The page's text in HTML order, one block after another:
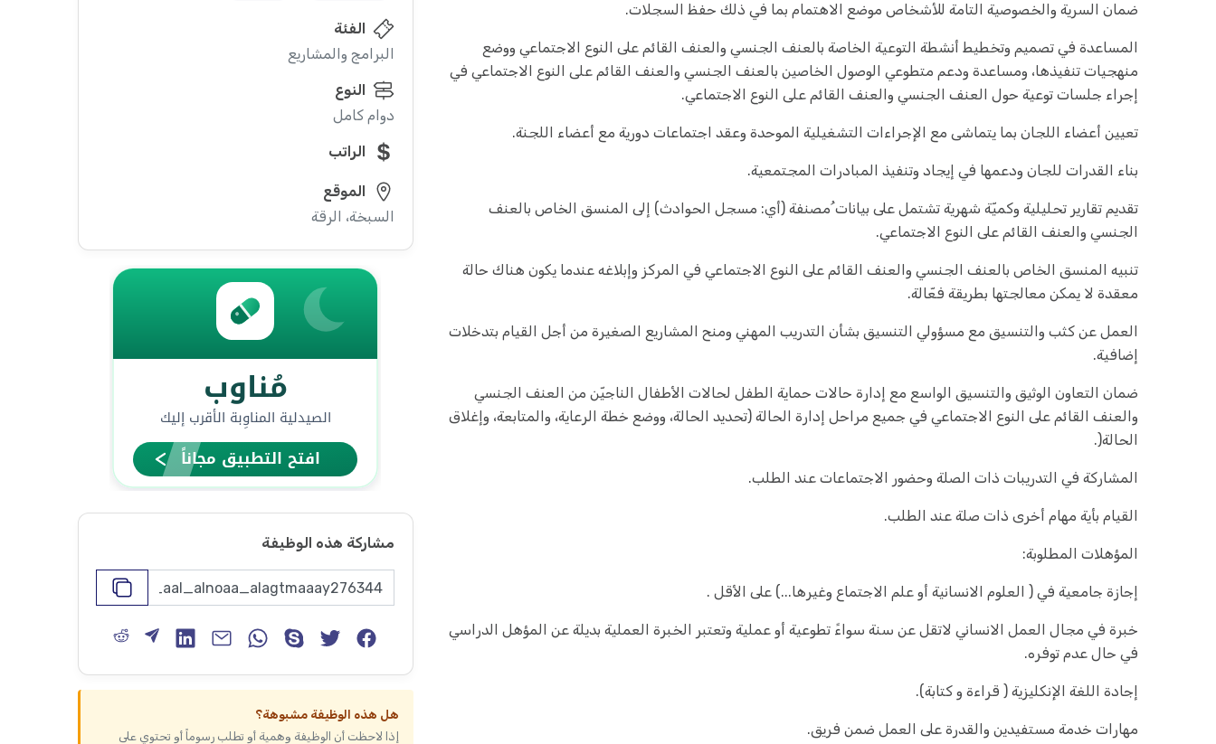
ضمان السرية والخصوصية التامة للأشخاص موضع الاهتمام بما في ذلك حفظ السجلات.
المساعدة في تصميم وتخطيط أنشطة التوعية الخاصة بالعنف الجنسي والعنف القائم على النوع الاجتماعي ووضع
منهجيات تنفيذها، ومساعدة ودعم متطوعي الوصول الخاصين بالعنف الجنسي والعنف القائم علی النوع الاجتماعي في
إجراء جلسات توعية حول العنف الجنسي والعنف القائم علی النوع الاجتماعي.
تعيين أعضاء اللجان بما يتماشى مع الإجراءات التشغيلية الموحدة وعقد اجتماعات دورية مع أعضاء اللجنة.
بناء القدرات للجان ودعمها في إيجاد وتنفيذ المبادرات المجتمعية.
تقديم تقارير تحليلية وكميّة شهرية تشتمل على بيانات ُمصنفة (أي: مسجل الحوادث) إلى المنسق الخاص بالعنف
الجنسي والعنف القائم على النوع الاجتماعي.
تنبيه المنسق الخاص بالعنف الجنسي والعنف القائم على النوع الاجتماعي في المركز وإبلاغه عندما يكون هناك حالة
معقدة لا يمكن معالجتها بطريقة فعّالة.
العمل عن كثب والتنسيق مع مسؤولي التنسيق بشأن التدريب المهني ومنح المشاريع الصغيرة من أجل القيام بتدخلات
إضافية.
ضمان التعاون الوثيق والتنسيق الواسع مع إدارة حالات حماية الطفل لحالات الأطفال الناجيّن من العنف الجنسي
والعنف القائم على النوع الاجتماعي في جميع مراحل إدارة الحالة (تحديد الحالة، ووضع خطة الرعاية، والمتابعة، وإغلاق
الحالة(.
المشاركة في التدريبات ذات الصلة وحضور الاجتماعات عند الطلب.
القيام بأية مهام أخرى ذات صلة عند الطلب.
المؤهلات المطلوبة:
إجازة جامعية في ( العلوم الانسانية أو علم الاجتماع وغيرها...) على الأقل .
خبرة في مجال العمل الانساني لاتقل عن سنة سواءً تطوعية أو عملية وتعتبر الخبرة العملية بديلة عن المؤهل الدراسي
في حال عدم توفره.
إجادة اللغة الإنكليزية ( قراءة و كتابة).
مهارات خدمة مستفيدين والقدرة على العمل ضمن فريق.
الفئة
البرامج والمشاريع
النوع
دوام كامل
الراتب
الموقع
السبخة، الرقة
مشاركة هذه الوظيفة
هل هذه الوظيفة مشبوهة؟
إذا لاحظت أن الوظيفة وهمية أو تطلب رسوماً أو تحتوي على